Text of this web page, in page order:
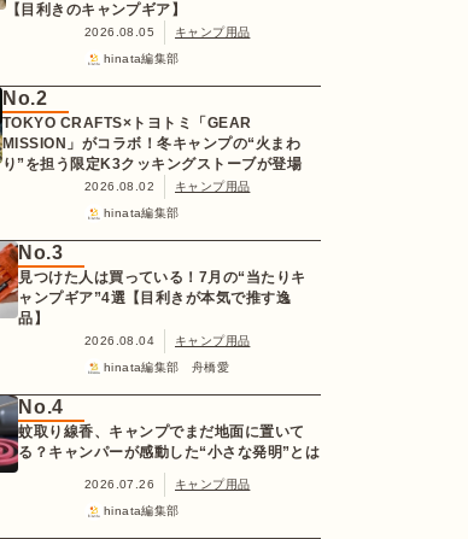
【目利きのキャンプギア】
2026.08.05
キャンプ用品
hinata編集部
No.2
TOKYO CRAFTS×トヨトミ「GEAR
MISSION」がコラボ！冬キャンプの“火まわ
り”を担う限定K3クッキングストーブが登場
2026.08.02
キャンプ用品
hinata編集部
No.3
見つけた人は買っている！7月の“当たりキ
ャンプギア”4選【目利きが本気で推す逸
品】
2026.08.04
キャンプ用品
hinata編集部 舟橋愛
No.4
蚊取り線香、キャンプでまだ地面に置いて
る？キャンパーが感動した“小さな発明”とは
2026.07.26
キャンプ用品
hinata編集部